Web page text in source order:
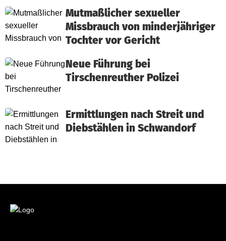
Mutmaßlicher sexueller
Missbrauch von minderjähriger
Tochter vor Gericht
Neue Führung bei
Tirschenreuther Polizei
Ermittlungen nach Streit und
Diebstählen in Schwandorf